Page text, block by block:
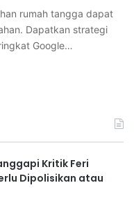
rumah tangga dapat
Dapatkan strategi
Google…
Kritik Feri
Dipolisikan atau